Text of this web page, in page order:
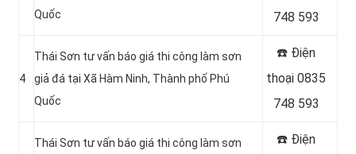
Quốc
748 593
4
Thái Sơn tư vấn báo giá thi công làm sơn
giả đá tại Xã Hàm Ninh, Thành phố Phú
Quốc
☎️ Điện
thoại 0835
748 593
Thái Sơn tư vấn báo giá thi công làm sơn
☎️ Điện